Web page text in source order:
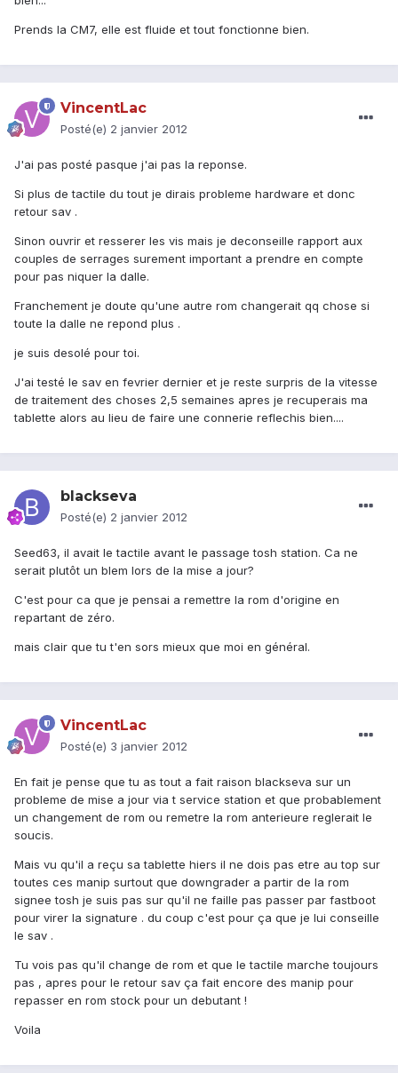
Prends la CM7, elle est fluide et tout fonctionne bien.
VincentLac
Posté(e) 2 janvier 2012
J'ai pas posté pasque j'ai pas la reponse.
Si plus de tactile du tout je dirais probleme hardware et donc
retour sav .
Sinon ouvrir et resserer les vis mais je deconseille rapport aux
couples de serrages surement important a prendre en compte
pour pas niquer la dalle.
Franchement je doute qu'une autre rom changerait qq chose si
toute la dalle ne repond plus .
je suis desolé pour toi.
J'ai testé le sav en fevrier dernier et je reste surpris de la vitesse
de traitement des choses 2,5 semaines apres je recuperais ma
tablette alors au lieu de faire une connerie reflechis bien....
blackseva
Posté(e) 2 janvier 2012
Seed63, il avait le tactile avant le passage tosh station. Ca ne
serait plutôt un blem lors de la mise a jour?
C'est pour ca que je pensai a remettre la rom d'origine en
repartant de zéro.
mais clair que tu t'en sors mieux que moi en général.
VincentLac
Posté(e) 3 janvier 2012
En fait je pense que tu as tout a fait raison blackseva sur un
probleme de mise a jour via t service station et que probablement
un changement de rom ou remetre la rom anterieure reglerait le
soucis.
Mais vu qu'il a reçu sa tablette hiers il ne dois pas etre au top sur
toutes ces manip surtout que downgrader a partir de la rom
signee tosh je suis pas sur qu'il ne faille pas passer par fastboot
pour virer la signature . du coup c'est pour ça que je lui conseille
le sav .
Tu vois pas qu'il change de rom et que le tactile marche toujours
pas , apres pour le retour sav ça fait encore des manip pour
repasser en rom stock pour un debutant !
Voila